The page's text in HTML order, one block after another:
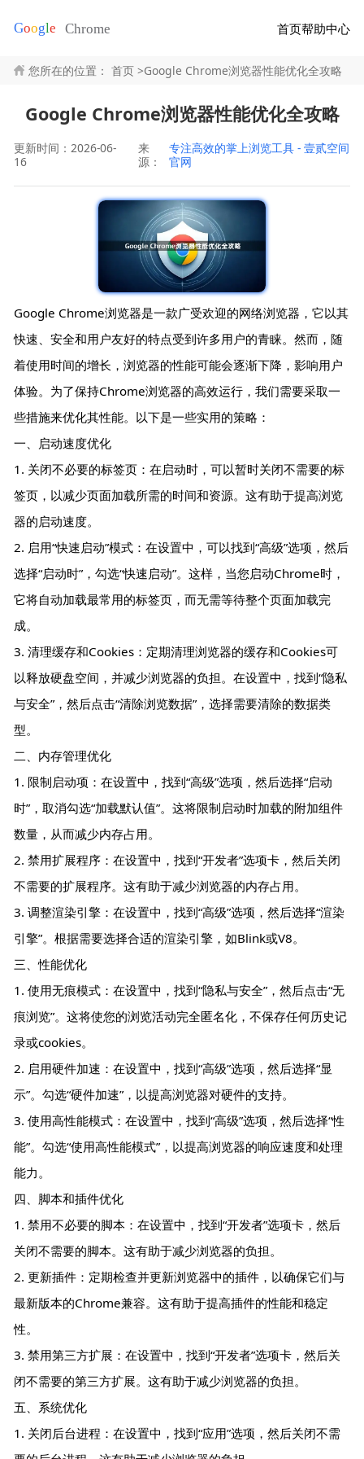
首页帮助中心
您所在的位置： 首页 >Google Chrome浏览器性能优化全攻略
Google Chrome浏览器性能优化全攻略
更新时间：2026-06-
16
来
源：
专注高效的掌上浏览工具 - 壹贰空间
官网
Google Chrome浏览器是一款广受欢迎的网络浏览器，它以其
快速、安全和用户友好的特点受到许多用户的青睐。然而，随
着使用时间的增长，浏览器的性能可能会逐渐下降，影响用户
体验。为了保持Chrome浏览器的高效运行，我们需要采取一
些措施来优化其性能。以下是一些实用的策略：
一、启动速度优化
1. 关闭不必要的标签页：在启动时，可以暂时关闭不需要的标
签页，以减少页面加载所需的时间和资源。这有助于提高浏览
器的启动速度。
2. 启用“快速启动”模式：在设置中，可以找到“高级”选项，然后
选择“启动时”，勾选“快速启动”。这样，当您启动Chrome时，
它将自动加载最常用的标签页，而无需等待整个页面加载完
成。
3. 清理缓存和Cookies：定期清理浏览器的缓存和Cookies可
以释放硬盘空间，并减少浏览器的负担。在设置中，找到“隐私
与安全”，然后点击“清除浏览数据”，选择需要清除的数据类
型。
二、内存管理优化
1. 限制启动项：在设置中，找到“高级”选项，然后选择“启动
时”，取消勾选“加载默认值”。这将限制启动时加载的附加组件
数量，从而减少内存占用。
2. 禁用扩展程序：在设置中，找到“开发者”选项卡，然后关闭
不需要的扩展程序。这有助于减少浏览器的内存占用。
3. 调整渲染引擎：在设置中，找到“高级”选项，然后选择“渲染
引擎”。根据需要选择合适的渲染引擎，如Blink或V8。
三、性能优化
1. 使用无痕模式：在设置中，找到“隐私与安全”，然后点击“无
痕浏览”。这将使您的浏览活动完全匿名化，不保存任何历史记
录或cookies。
2. 启用硬件加速：在设置中，找到“高级”选项，然后选择“显
示”。勾选“硬件加速”，以提高浏览器对硬件的支持。
3. 使用高性能模式：在设置中，找到“高级”选项，然后选择“性
能”。勾选“使用高性能模式”，以提高浏览器的响应速度和处理
能力。
四、脚本和插件优化
1. 禁用不必要的脚本：在设置中，找到“开发者”选项卡，然后
关闭不需要的脚本。这有助于减少浏览器的负担。
2. 更新插件：定期检查并更新浏览器中的插件，以确保它们与
最新版本的Chrome兼容。这有助于提高插件的性能和稳定
性。
3. 禁用第三方扩展：在设置中，找到“开发者”选项卡，然后关
闭不需要的第三方扩展。这有助于减少浏览器的负担。
五、系统优化
1. 关闭后台进程：在设置中，找到“应用”选项，然后关闭不需